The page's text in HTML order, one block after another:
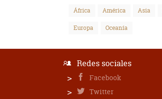
África América Asia
Europa Oceanía
Redes sociales
Facebook
Twitter